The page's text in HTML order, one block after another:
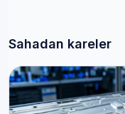
Sahadan kareler